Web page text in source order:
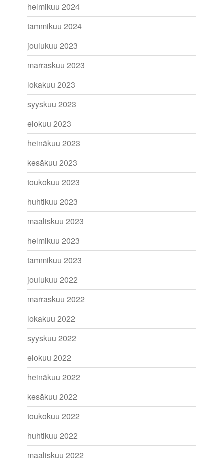
helmikuu 2024
tammikuu 2024
joulukuu 2023
marraskuu 2023
lokakuu 2023
syyskuu 2023
elokuu 2023
heinäkuu 2023
kesäkuu 2023
toukokuu 2023
huhtikuu 2023
maaliskuu 2023
helmikuu 2023
tammikuu 2023
joulukuu 2022
marraskuu 2022
lokakuu 2022
syyskuu 2022
elokuu 2022
heinäkuu 2022
kesäkuu 2022
toukokuu 2022
huhtikuu 2022
maaliskuu 2022